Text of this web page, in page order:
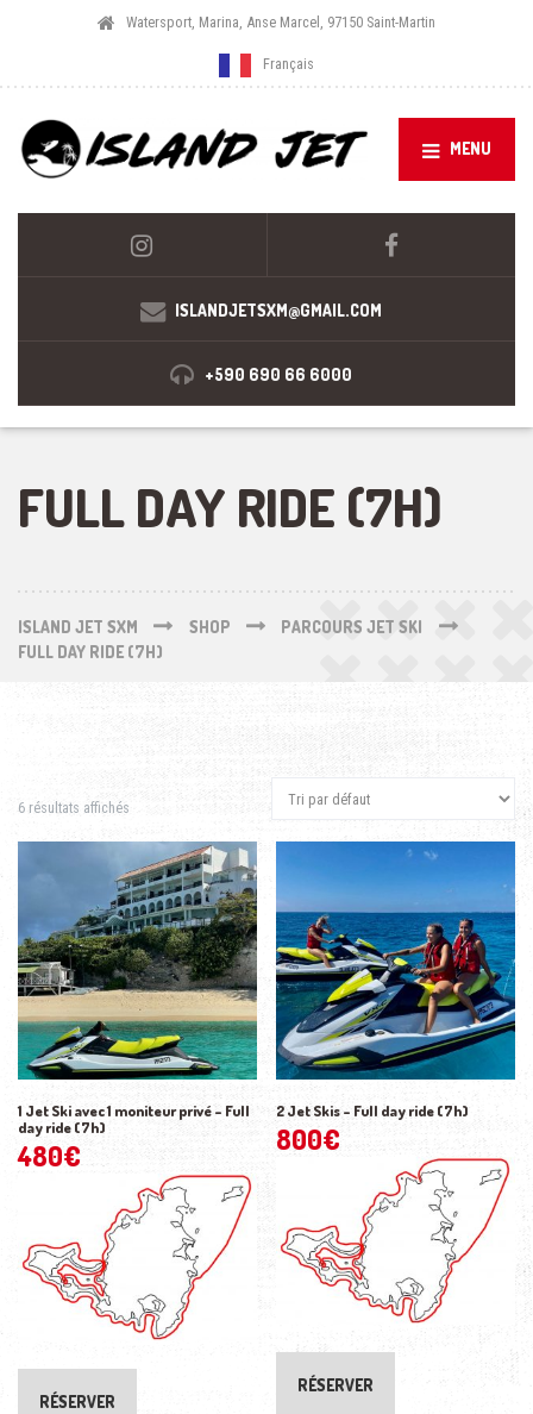
Watersport, Marina, Anse Marcel, 97150 Saint-Martin
Français
MENU
ISLANDJETSXM@GMAIL.COM
+590 690 66 6000
FULL DAY RIDE (7H)
ISLAND JET SXM SHOP
PARCOURS JET SKI
FULL DAY RIDE (7H)
6 résultats affichés
1 Jet Ski avec 1 moniteur privé – Full
day ride (7h)
480€
RÉSERVER
2 Jet Skis – Full day ride (7h)
800€
RÉSERVER